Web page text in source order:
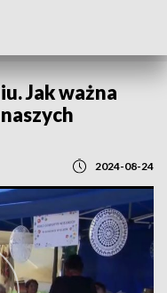
Jak ważna
2024-08-24